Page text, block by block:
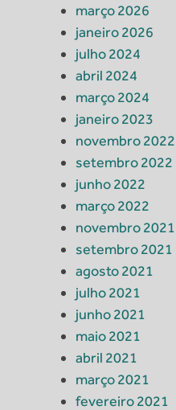
março 2026
janeiro 2026
julho 2024
abril 2024
março 2024
janeiro 2023
novembro 2022
setembro 2022
junho 2022
março 2022
novembro 2021
setembro 2021
agosto 2021
julho 2021
junho 2021
maio 2021
abril 2021
março 2021
fevereiro 2021